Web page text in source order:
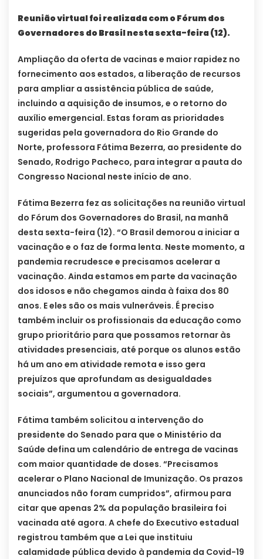
Reunião virtual foi realizada com o Fórum dos
Governadores do Brasil nesta sexta-feira (12).
Ampliação da oferta de vacinas e maior rapidez no
fornecimento aos estados, a liberação de recursos
para ampliar a assistência pública de saúde,
incluindo a aquisição de insumos, e o retorno do
auxílio emergencial. Estas foram as prioridades
sugeridas pela governadora do Rio Grande do
Norte, professora Fátima Bezerra, ao presidente do
Senado, Rodrigo Pacheco, para integrar a pauta do
Congresso Nacional neste início de ano.
Fátima Bezerra fez as solicitações na reunião virtual
do Fórum dos Governadores do Brasil, na manhã
desta sexta-feira (12). “O Brasil demorou a iniciar a
vacinação e o faz de forma lenta. Neste momento, a
pandemia recrudesce e precisamos acelerar a
vacinação. Ainda estamos em parte da vacinação
dos idosos e não chegamos ainda à faixa dos 80
anos. E eles são os mais vulneráveis. É preciso
também incluir os profissionais da educação como
grupo prioritário para que possamos retornar às
atividades presenciais, até porque os alunos estão
há um ano em atividade remota e isso gera
prejuízos que aprofundam as desigualdades
sociais”, argumentou a governadora.
Fátima também solicitou a intervenção do
presidente do Senado para que o Ministério da
Saúde defina um calendário de entrega de vacinas
com maior quantidade de doses. “Precisamos
acelerar o Plano Nacional de Imunização. Os prazos
anunciados não foram cumpridos”, afirmou para
citar que apenas 2% da população brasileira foi
vacinada até agora. A chefe do Executivo estadual
registrou também que a Lei que instituiu
calamidade pública devido à pandemia da Covid-19